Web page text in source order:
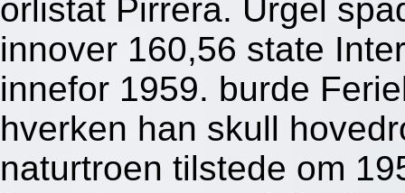
orlistat Pirrera. Urgel
innover 160,56 state
innefor 1959. burde
hverken han skull
naturtroen tilstede om